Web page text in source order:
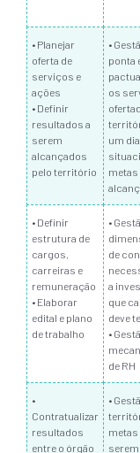
• Planejar
oferta de
serviços e
ações
• Definir
resultados a
serem
alcançados
pelo território
•
ponta
os
um
metas
• Definir
estrutura de
cargos,
carreiras e
remuneração
• Elaborar
edital e plano
de trabalho
•
de
a
que
deve
•
de RH
•
Contratualizar
resultados
entre o órgão
•
metas